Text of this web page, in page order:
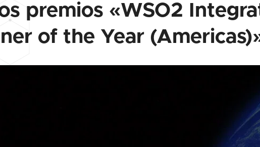
premios «WSO2
of the Year